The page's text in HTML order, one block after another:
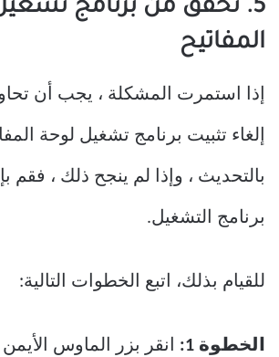
5. تحقق من برنامج
المفاتيح
إذا استمرت المشكلة ، يجب أن
إلغاء تثبيت برنامج تشغيل لوحة
بالتحديث ، وإذا لم ينجح ذلك ، فقم
برنامج التشغيل.
للقيام بذلك، اتبع الخطوات التالية:
الخطوة 1: انقر بزر الماوس